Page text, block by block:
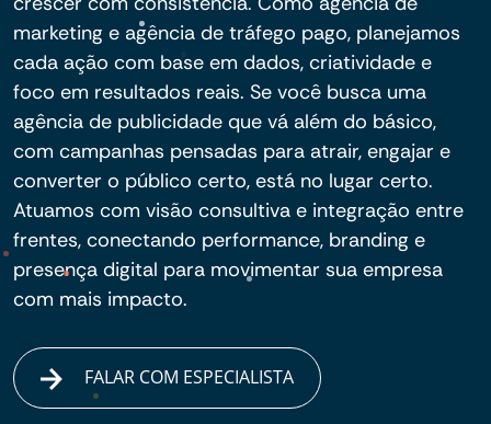
marketing e agência de tráfego pago, planejamos
cada ação com base em dados, criatividade e
foco em resultados reais. Se você busca uma
agência de publicidade que vá além do básico,
com campanhas pensadas para atrair, engajar e
converter o público certo, está no lugar certo.
Atuamos com visão consultiva e integração entre
frentes, conectando performance, branding e
presença digital para movimentar sua empresa
com mais impacto.
FALAR COM ESPECIALISTA